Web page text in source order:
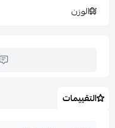
الوزن
التقييمات